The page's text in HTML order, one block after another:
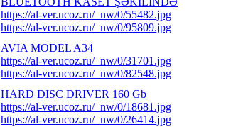
https://al-ver.ucoz.ru/_nw/0/55482.jpg
https://al-ver.ucoz.ru/_nw/0/95809.jpg
AVIA MODEL A34
https://al-ver.ucoz.ru/_nw/0/31701.jpg
https://al-ver.ucoz.ru/_nw/0/82548.jpg
HARD DISC DRIVER 160 Gb
https://al-ver.ucoz.ru/_nw/0/18681.jpg
https://al-ver.ucoz.ru/_nw/0/26414.jpg